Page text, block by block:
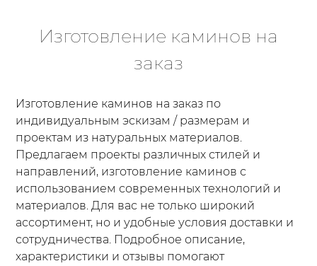
Изготовление каминов на
заказ
Изготовление каминов на заказ по
индивидуальным эскизам / размерам и
проектам из натуральных материалов.
Предлагаем проекты различных стилей и
направлений, изготовление каминов с
использованием современных технологий и
материалов. Для вас не только широкий
ассортимент, но и удобные условия доставки и
сотрудничества. Подробное описание,
характеристики и отзывы помогают